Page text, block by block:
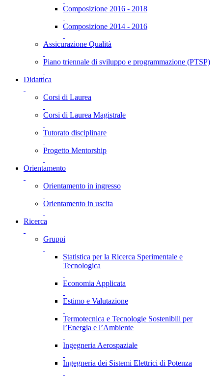
Composizione 2016 - 2018
Composizione 2014 - 2016
Assicurazione Qualità
Piano triennale di sviluppo e programmazione (PTSP)
Didattica
Corsi di Laurea
Corsi di Laurea Magistrale
Tutorato disciplinare
Progetto Mentorship
Orientamento
Orientamento in ingresso
Orientamento in uscita
Ricerca
Gruppi
Statistica per la Ricerca Sperimentale e
Tecnologica
Economia Applicata
Estimo e Valutazione
Termotecnica e Tecnologie Sostenibili per
l’Energia e l’Ambiente
Ingegneria Aerospaziale
Ingegneria dei Sistemi Elettrici di Potenza